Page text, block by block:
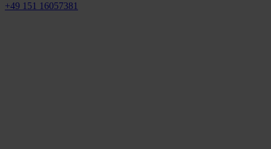
+49 151 16057381